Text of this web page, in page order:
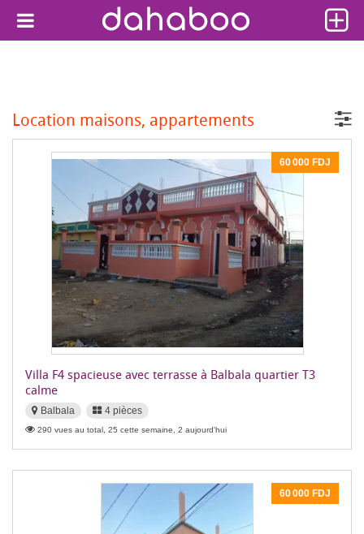
Location maisons, appartements
60 000 FDJ
Villa F4 spacieuse avec terrasse à Balbala quartier T3
calme
Balbala 4 pièces
290 vues au total, 25 cette semaine, 2 aujourd'hui
60 000 FDJ